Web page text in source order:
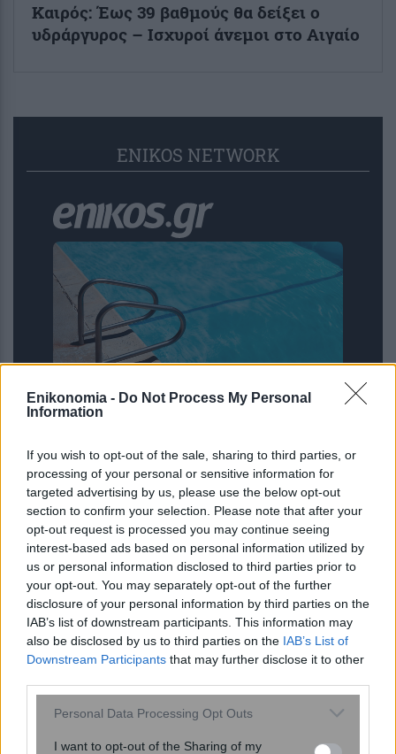
Enikonomia - Do Not Process My Personal
Information
If you wish to opt-out of the sale, sharing to third parties, or
processing of your personal or sensitive information for
targeted advertising by us, please use the below opt-out
section to confirm your selection. Please note that after your
opt-out request is processed you may continue seeing
interest-based ads based on personal information utilized by
us or personal information disclosed to third parties prior to
your opt-out. You may separately opt-out of the further
disclosure of your personal information by third parties on the
IAB’s list of downstream participants. This information may
also be disclosed by us to third parties on the IAB’s List of
Downstream Participants that may further disclose it to other
Please note that this website/app uses one or more Google
not limited to your visit or usage behaviour. You may click to
Personal Data Processing Opt Outs
I want to opt-out of the Sharing of my
Καιρός: Έως 39 βαθμούς θα δείξει ο
υδράργυρος – Ισχυροί άνεμοι στο Αιγαίο
ENIKOS NETWORK
παιδί σε πισίνα beach bar –
Προσήχθησαν ο ιδιοκτήτης και οι
γονείς
«Ζωή» έπειτα από 5.300 χρόνια: Η
απροσδόκητη επιστημονική
ανακάλυψη στη μούμια του Ότσι